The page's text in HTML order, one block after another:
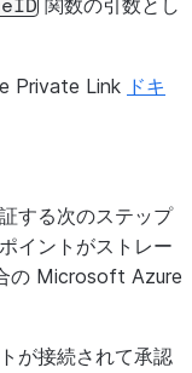
関数の引数とし
Private Link ドキ
する次のステップ
イントがストレー
の Microsoft Azure
が接続されて承認